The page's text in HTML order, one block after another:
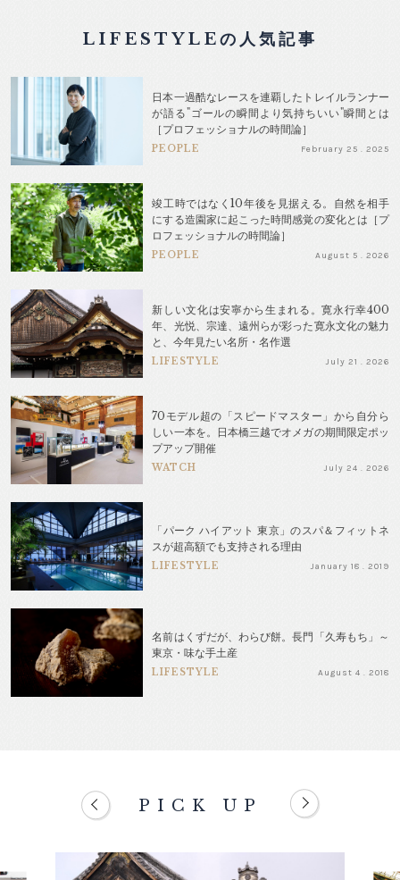
LIFESTYLEの人気記事
日本一過酷なレースを連覇したトレイルランナー
が語る"ゴールの瞬間より気持ちいい"瞬間とは
［プロフェッショナルの時間論］
PEOPLE February 25 . 2025
竣工時ではなく10年後を見据える。自然を相手
にする造園家に起こった時間感覚の変化とは［プ
ロフェッショナルの時間論］
PEOPLE August 5 . 2026
新しい文化は安寧から生まれる。寛永行幸400
年、光悦、宗達、遠州らが彩った寛永文化の魅力
と、今年見たい名所・名作選
LIFESTYLE July 21 . 2026
70モデル超の「スピードマスター」から自分ら
しい一本を。日本橋三越でオメガの期間限定ポッ
プアップ開催
WATCH July 24 . 2026
「パーク ハイアット 東京」のスパ＆フィットネ
スが超高額でも支持される理由
LIFESTYLE January 18 . 2019
名前はくずだが、わらび餅。長門「久寿もち」～
東京・味な手土産
LIFESTYLE August 4 . 2018
PICK UP